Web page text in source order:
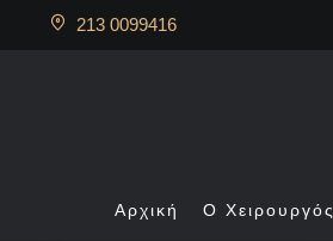
213 0099416
Αρχική Ο Χειρουργός